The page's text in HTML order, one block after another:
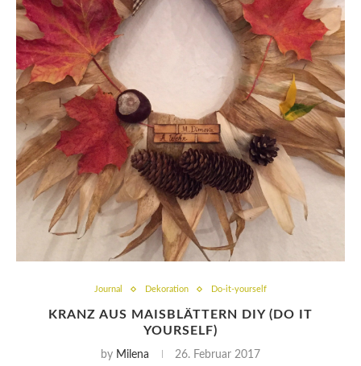
Journal Dekoration Do-it-yourself
KRANZ AUS MAISBLÄTTERN DIY (DO IT
YOURSELF)
by Milena 26. Februar 2017